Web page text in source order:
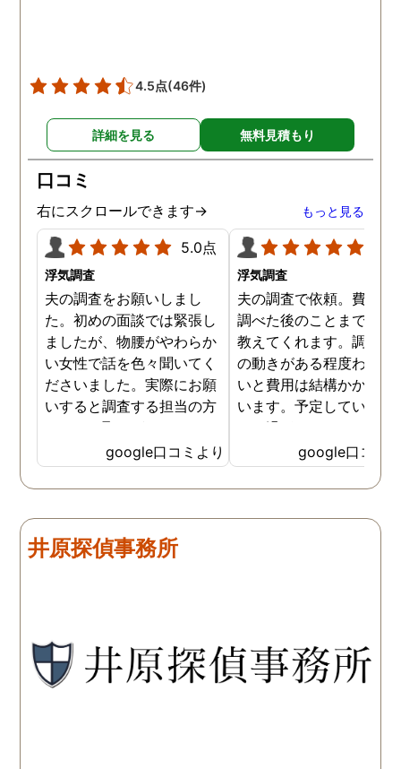
ケアもしてもらったり色々
とお世話になりました！
4.5点(46件)
詳細を見る 無料見積もり
口コミ
右にスクロールできます→ もっと見る
5.0点
浮気調査
夫の調査をお願いしまし
た。初めの面談では緊張し
ましたが、物腰がやわらか
い女性で話を色々聞いてく
ださいました。実際にお願
いすると調査する担当の方
とのやり取りがメインで、
色々不安や心配な事の共有
をしてくれました。探偵の
方に依頼となると丸投げで
が、二人三脚で協力しあい
ながら、進めて行った感じ
と思います。思い切ってお
願いして良かったです。 こ
の度はありがとうございま
google口コミより
浮気調査
夫の調査で依頼。費用や
調べた後のことまで詳し
教えてくれます。調査対
の動きがある程度わから
いと費用は結構かかると
います。予定していた時
より過ぎてしまいました
が、そのまま調査してい
だき、しっかり証拠取れ
した。あ、もちろん過ぎ
調査が終わって今後どう
とうございました。
google口コミ
井原探偵事務所